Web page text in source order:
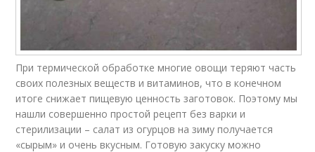
При термической обработке многие овощи теряют часть
своих полезных веществ и витаминов, что в конечном
итоге снижает пищевую ценность заготовок. Поэтому мы
нашли совершенно простой рецепт без варки и
стерилизации – салат из огурцов на зиму получается
«сырым» и очень вкусным. Готовую закуску можно